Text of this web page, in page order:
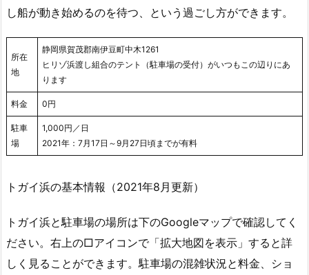
し船が動き始めるのを待つ、という過ごし方ができます。
所在
地
静岡県賀茂郡南伊豆町中木1261
ヒリゾ浜渡し組合のテント（駐車場の受付）がいつもこの辺りにあ
ります
料金 0円
駐車
場
1,000円／日
2021年：7月17日～9月27日頃までが有料
トガイ浜の基本情報（2021年8月更新）
トガイ浜と駐車場の場所は下のGoogleマップで確認してく
ださい。右上の□アイコンで「拡大地図を表示」すると詳
しく見ることができます。駐車場の混雑状況と料金、ショ